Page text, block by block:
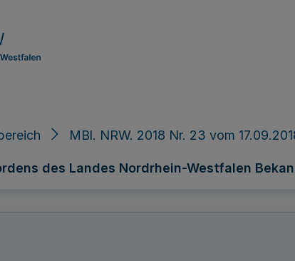
MBl. NRW. 2018 Nr. 23 vom
des Landes Nordrhein-Westfalen